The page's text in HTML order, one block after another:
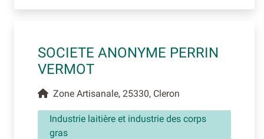
SOCIETE ANONYME PERRIN
VERMOT
Zone Artisanale, 25330, Cleron
Industrie laitière et industrie des corps
gras